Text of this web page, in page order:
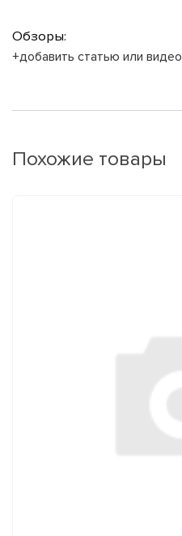
Обзоры:
+добавить статью или видео
Похожие товары